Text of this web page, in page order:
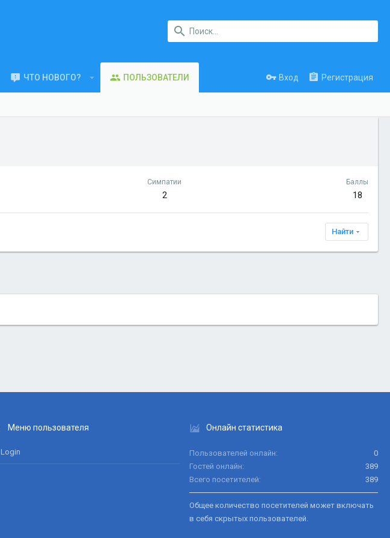
ЧТО НОВОГО? ПОЛЬЗОВАТЕЛИ Вход Регистрация
Симпатии
2
Баллы
18
Найти
Меню пользователя
Login
Онлайн статистика
Пользователей онлайн
0
Гостей онлайн
389
Всего посетителей
389
Общее количество посетителей может включать
в себя скрытых пользователей.